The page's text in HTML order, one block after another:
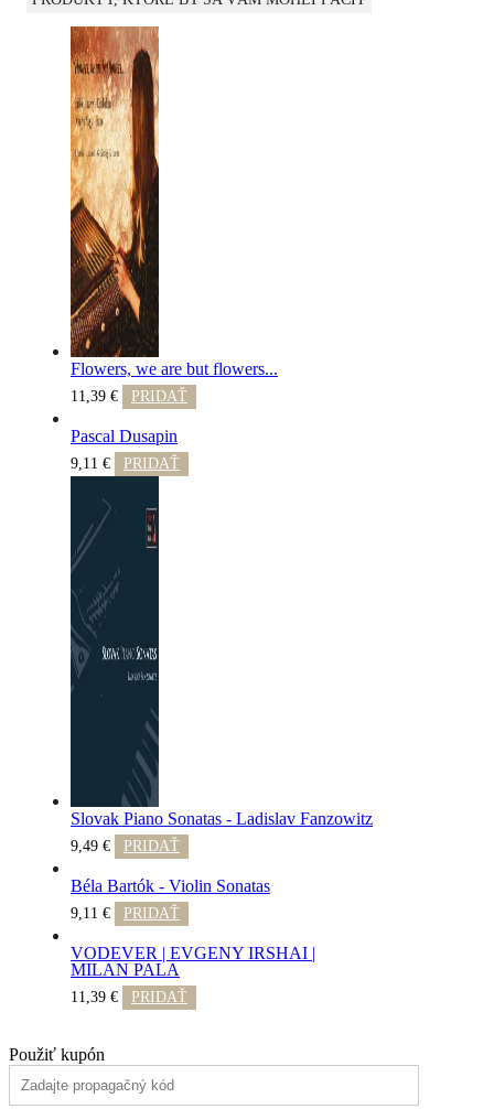
Flowers, we are but flowers...
11,39 € PRIDAŤ
Pascal Dusapin
9,11 € PRIDAŤ
Slovak Piano Sonatas - Ladislav Fanzowitz
9,49 € PRIDAŤ
Béla Bartók - Violin Sonatas
9,11 € PRIDAŤ
VODEVER | EVGENY IRSHAI |
MILAN PALA
11,39 € PRIDAŤ
Použiť kupón